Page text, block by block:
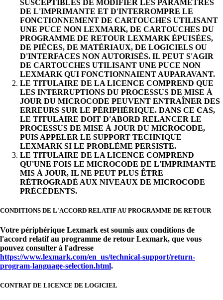
SUSCEPTIBLES DE MODIFIER LES PARAMÈTRES
DE L'IMPRIMANTE ET D'INTERROMPRE LE
FONCTIONNEMENT DE CARTOUCHES UTILISANT
UNE PUCE NON LEXMARK, DE CARTOUCHES DU
PROGRAMME DE RETOUR LEXMARK ÉPUISÉES,
DE PIÈCES, DE MATÉRIAUX, DE LOGICIELS OU
D'INTERFACES NON AUTORISÉS. IL PEUT S'AGIR
DE CARTOUCHES UTILISANT UNE PUCE NON
LEXMARK QUI FONCTIONNAIENT AUPARAVANT.
LE TITULAIRE DE LA LICENCE COMPREND QUE
LES INTERRUPTIONS DU PROCESSUS DE MISE À
JOUR DU MICROCODE PEUVENT ENTRAÎNER DES
ERREURS SUR LE PÉRIPHÉRIQUE. DANS CE CAS,
LE TITULAIRE DOIT D'ABORD RELANCER LE
PROCESSUS DE MISE À JOUR DU MICROCODE,
PUIS APPELER LE SUPPORT TECHNIQUE
LEXMARK SI LE PROBLÈME PERSISTE.
LE TITULAIRE DE LA LICENCE COMPREND
QU'UNE FOIS LE MICROCODE DE L'IMPRIMANTE
MIS À JOUR, IL NE PEUT PLUS ÊTRE
RÉTROGRADÉ AUX NIVEAUX DE MICROCODE
PRÉCÉDENTS.
CONDITIONS DE L'ACCORD RELATIF AU PROGRAMME DE RETOUR
Votre périphérique Lexmark est soumis aux conditions de
l'accord relatif au programme de retour Lexmark, que vous
pouvez consulter à l'adresse
https://www.lexmark.com/en_us/technical-support/return-
program-language-selection.html.
CONTRAT DE LICENCE DE LOGICIEL